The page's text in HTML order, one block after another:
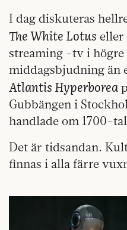
I dag diskuteras
The White Lotus eller
streaming -tv i högre
middagsbjudning än
Atlantis Hyperborea
Gubbängen i
handlade om 1700-
Det är tidsandan.
finnas i alla färre